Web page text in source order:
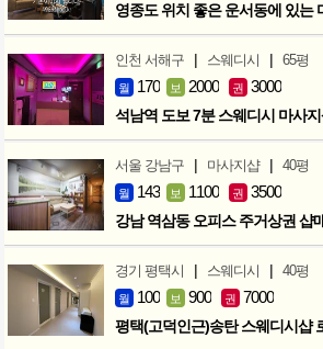
영종도 위치 좋은 운서동에 있는
인천 서해구 | 스웨디시 | 65평
월 170 보 2000 권 3000
석남역 도보 7분 스웨디시 마사
서울 강남구 | 마사지샵 | 40평
월 143 보 1100 권 3500
강남 역삼동 오피스 주거상권 샵
경기 평택시 | 스웨디시 | 40평
월 100 보 900 권 7000
평택(고덕인근)송탄 스웨디시샵